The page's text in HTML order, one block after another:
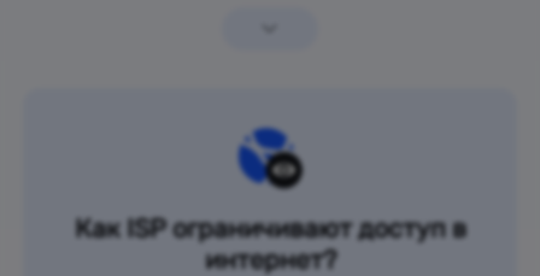
Как ISP ограничивают доступ в
интернет?